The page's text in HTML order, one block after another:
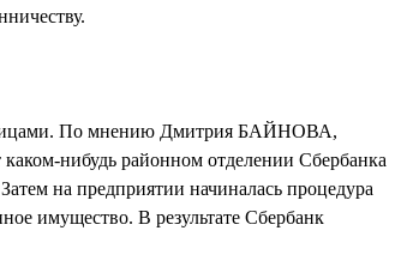
лицами. По мнению Дмитрия БАЙНОВА,
каком-нибудь районном отделении Сбербанка
на предприятии начиналась процедура
имущество. В результате Сбербанк